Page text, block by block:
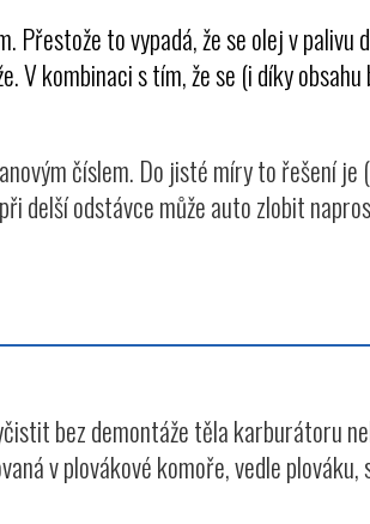
to vypadá, že se olej v
V kombinaci s tím, že se (i díky
číslem. Do jisté míry to řešení
delší odstávce může auto zlobit
bez demontáže těla karburátoru
v plovákové komoře, vedle